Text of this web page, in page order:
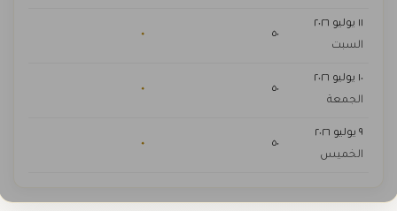
١١ يوليو ٢٠٢٦
السبت
٥٠ ٠
١٠ يوليو ٢٠٢٦
الجمعة
٥٠ ٠
٩ يوليو ٢٠٢٦
الخميس
٥٠ ٠